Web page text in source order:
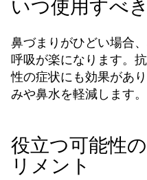
いつ使用すべ
鼻づまりがひどい場合
呼吸が楽になります。
性の症状にも効果があ
みや鼻水を軽減します。
役立つ可能性
リメント